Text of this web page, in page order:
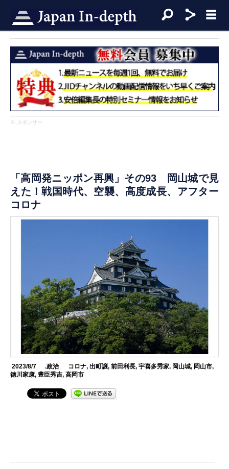
※ スポンサー
「高岡発ニッポン再興」その93 岡山城で見
えた！戦国時代、空襲、高度成長、アフター
コロナ
2023/8/7 .政治 コロナ, 出町譲, 前田利長, 宇喜多秀家, 岡山城, 岡山市,
徳川家康, 豊臣秀吉,高岡市